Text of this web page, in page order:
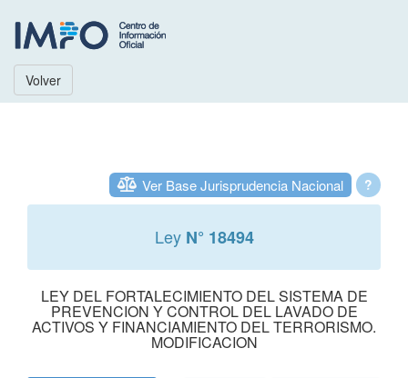
Volver
?
Ver Base Jurisprudencia Nacional
Ley N° 18494
LEY DEL FORTALECIMIENTO DEL SISTEMA DE
PREVENCION Y CONTROL DEL LAVADO DE
ACTIVOS Y FINANCIAMIENTO DEL TERRORISMO.
MODIFICACION